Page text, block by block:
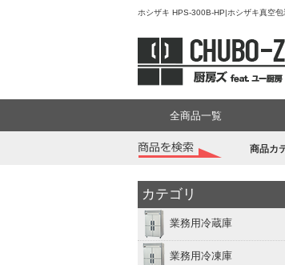
ホシザキ HPS-300B-HP|ホシザキ真空
全商品一覧
商品カ
カテゴリ
業務用冷蔵庫
業務用冷凍庫